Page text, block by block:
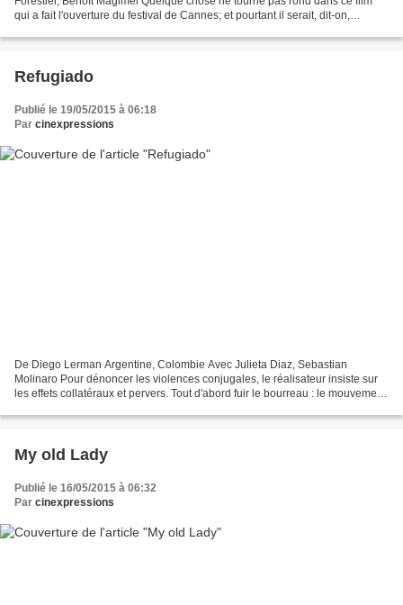
qui a fait l'ouverture du festival de Cannes; et pourtant il serait, dit-on,
Refugiado
Publié le 19/05/2015 à 06:18
Par cinexpressions
De Diego Lerman Argentine, Colombie Avec Julieta Diaz, Sebastian
Molinaro Pour dénoncer les violences conjugales, le réalisateur insiste sur
les effets collatéraux et pervers. Tout d'abord fuir le bourreau : le mouvement
My old Lady
Publié le 16/05/2015 à 06:32
Par cinexpressions